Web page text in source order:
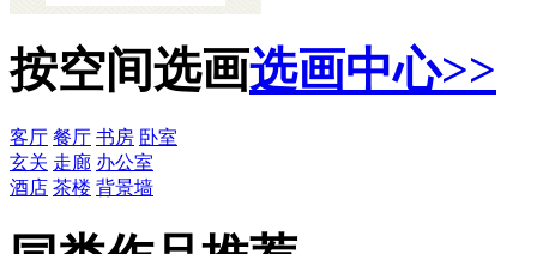
按空间选画选画中心>>
客厅 餐厅 书房 卧室
玄关 走廊 办公室
酒店 茶楼 背景墙